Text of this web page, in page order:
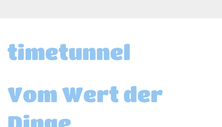
timetunnel
Vom Wert der